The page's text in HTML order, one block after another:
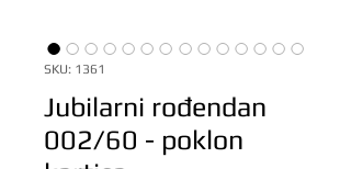
SKU: 1361
Jubilarni rođendan
002/60 - poklon